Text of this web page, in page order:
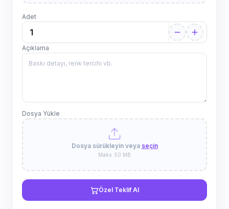
Adet
Açıklama
Dosya Yükle
Dosya sürükleyin veya seçin
Maks. 50 MB
Özel Teklif Al